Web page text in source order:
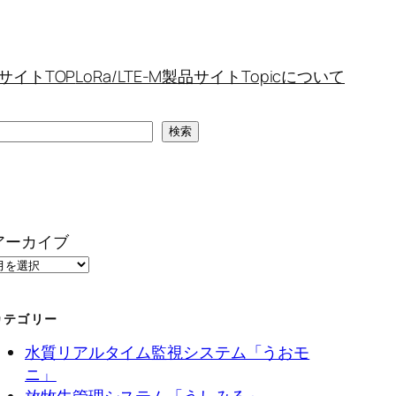
イトTOPLoRa/LTE-M製品サイトTopicについて
検索
ーカイブ
テゴリー
水質リアルタイム監視システム「うおモ
ニ」